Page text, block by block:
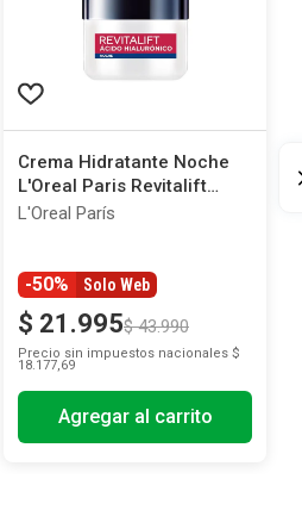
Crema Hidratante Noche
L'Oreal Paris Revitalift
Acido Hialuronico
L'Oreal París
-50% Solo Web
$ 21 .995$ 43.990
Precio sin impuestos nacionales $
18.177,69
Agregar al carrito